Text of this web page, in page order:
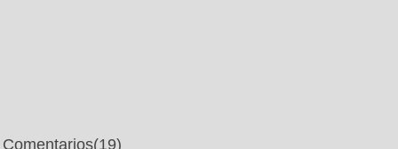
Comentarios(19)